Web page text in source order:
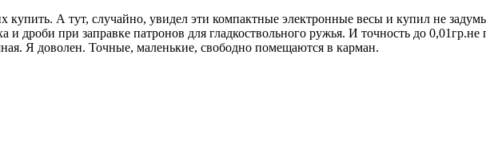
купить. А тут, случайно, увидел эти компактные электронные весы и купил не
дроби при заправке патронов для гладкоствольного ружья. И точность до
Я доволен. Точные, маленькие, свободно помещаются в карман.